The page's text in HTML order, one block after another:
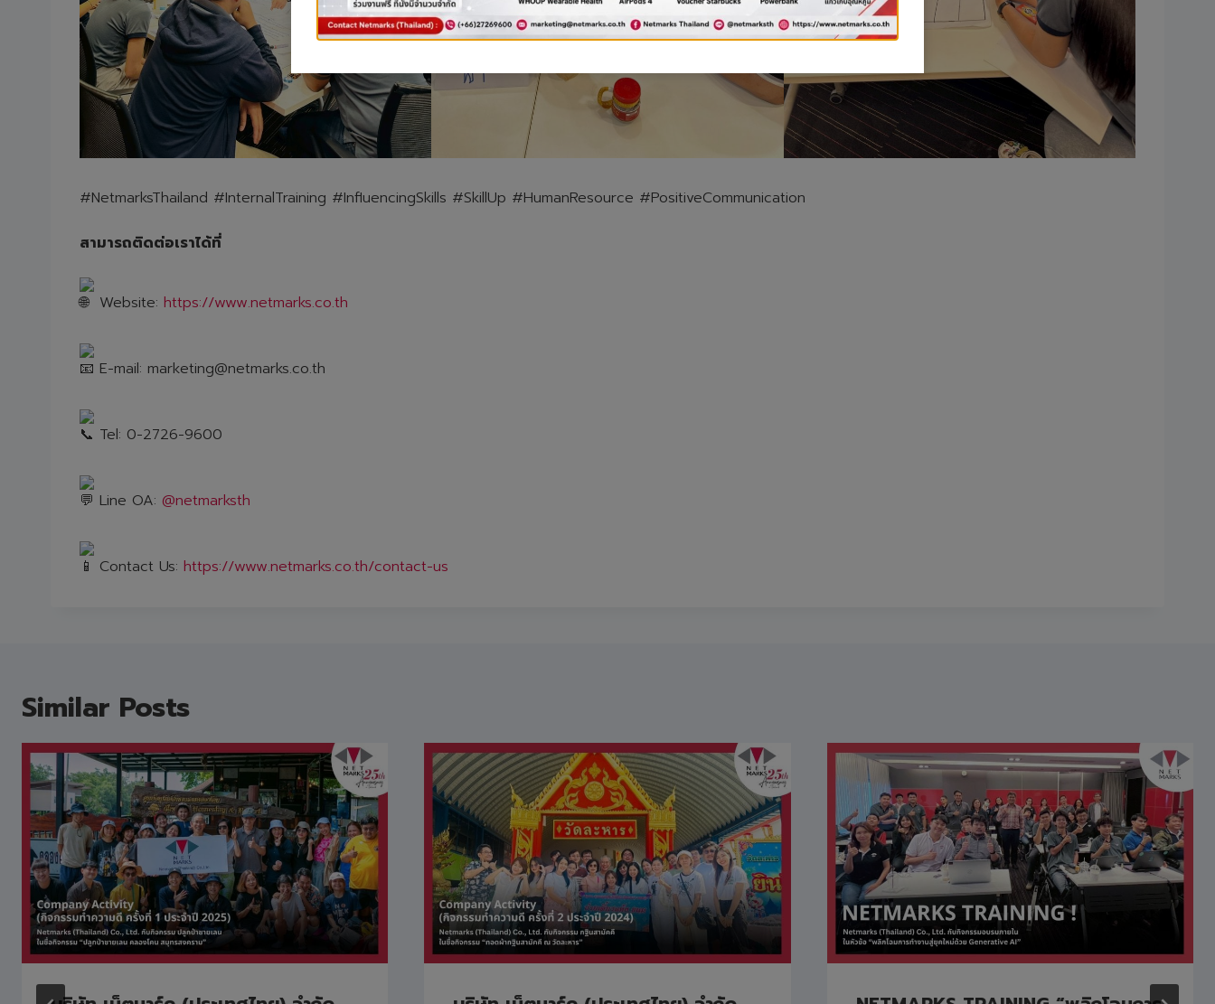
#NetmarksThailand #InternalTraining #InfluencingSkills #SkillUp #HumanResource #PositiveCommunication
สามารถติดต่อเราได้ที่
Website: https://www.netmarks.co.th
E-mail: marketing@netmarks.co.th
Tel: 0-2726-9600
Line OA: @netmarksth
Contact Us: https://www.netmarks.co.th/contact-us
Similar Posts